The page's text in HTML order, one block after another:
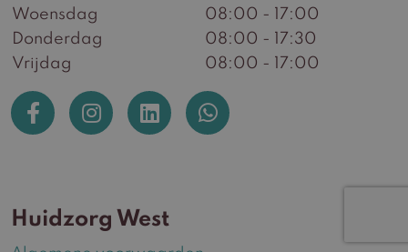
Woensdag
08:00 - 17:00
Donderdag
08:00 - 17:30
Vrijdag
08:00 - 17:00
Huidzorg West